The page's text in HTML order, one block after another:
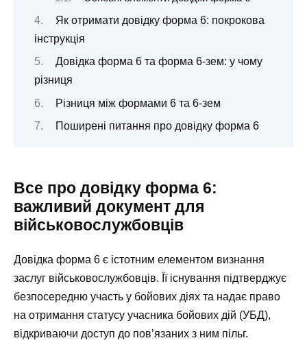
Як отримати довідку форма 6: покрокова
інструкція
Довідка форма 6 та форма 6-зем: у чому
різниця
Різниця між формами 6 та 6-зем
Поширені питання про довідку форма 6
Все про довідку форма 6:
важливий документ для
військовослужбовців
Довідка форма 6 є істотним елементом визнання
заслуг військовослужбовців. Її існування підтверджує
безпосередню участь у бойових діях та надає право
на отримання статусу учасника бойових дій (УБД),
відкриваючи доступ до пов’язаних з ним пільг.